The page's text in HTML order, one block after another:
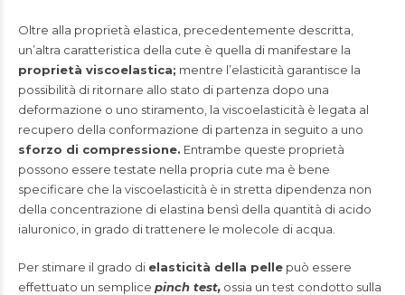
Oltre alla proprietà elastica, precedentemente descritta,
un’altra caratteristica della cute è quella di manifestare la
proprietà viscoelastica; mentre l’elasticità garantisce la
possibilità di ritornare allo stato di partenza dopo una
deformazione o uno stiramento, la viscoelasticità è legata al
recupero della conformazione di partenza in seguito a uno
sforzo di compressione. Entrambe queste proprietà
possono essere testate nella propria cute ma è bene
specificare che la viscoelasticità è in stretta dipendenza non
della concentrazione di elastina bensì della quantità di acido
ialuronico, in grado di trattenere le molecole di acqua.
Per stimare il grado di elasticità della pelle può essere
effettuato un semplice pinch test, ossia un test condotto sulla